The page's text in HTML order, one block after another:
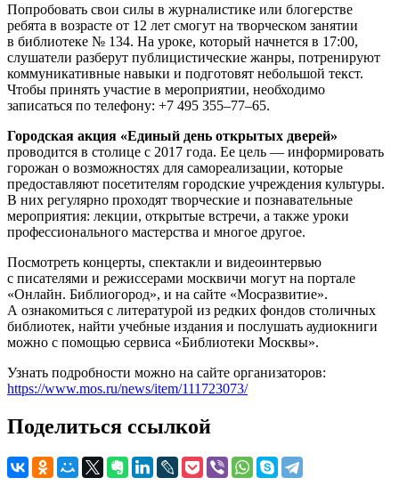
Попробовать свои силы в журналистике или блогерстве
ребята в возрасте от 12 лет смогут на творческом занятии
в библиотеке № 134. На уроке, который начнется в 17:00,
слушатели разберут публицистические жанры, потренируют
коммуникативные навыки и подготовят небольшой текст.
Чтобы принять участие в мероприятии, необходимо
записаться по телефону: +7 495 355–77–65.
Городская акция «Единый день открытых дверей»
проводится в столице с 2017 года. Ее цель — информировать
горожан о возможностях для самореализации, которые
предоставляют посетителям городские учреждения культуры.
В них регулярно проходят творческие и познавательные
мероприятия: лекции, открытые встречи, а также уроки
профессионального мастерства и многое другое.
Посмотреть концерты, спектакли и видеоинтервью
с писателями и режиссерами москвичи могут на портале
«Онлайн. Библиогород», и на сайте «Мосразвитие».
А ознакомиться с литературой из редких фондов столичных
библиотек, найти учебные издания и послушать аудиокниги
можно с помощью сервиса «Библиотеки Москвы».
Узнать подробности можно на сайте организаторов:
https://www.mos.ru/news/item/111723073/
Поделиться ссылкой